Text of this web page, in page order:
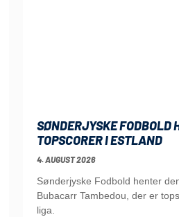
SØNDERJYSKE FODBOLD
TOPSCORER I ESTLAND
4. AUGUST 2026
Sønderjyske Fodbold henter
Bubacarr Tambedou, der er
liga.